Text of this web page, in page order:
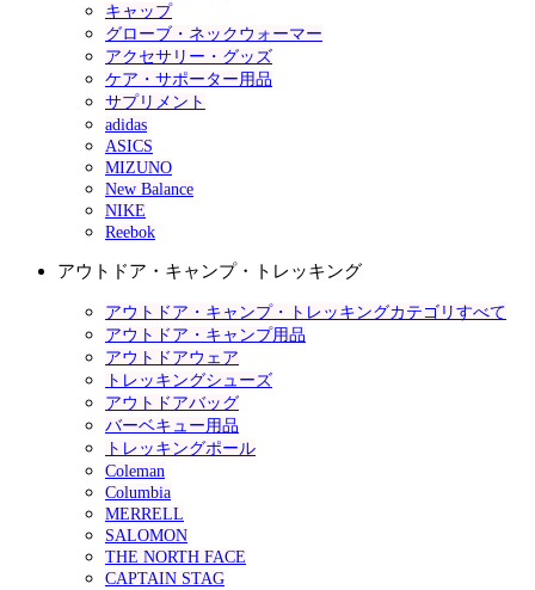
キャップ
グローブ・ネックウォーマー
アクセサリー・グッズ
ケア・サポーター用品
サプリメント
adidas
ASICS
MIZUNO
New Balance
NIKE
Reebok
アウトドア・キャンプ・トレッキング
アウトドア・キャンプ・トレッキングカテゴリすべて
アウトドア・キャンプ用品
アウトドアウェア
トレッキングシューズ
アウトドアバッグ
バーベキュー用品
トレッキングポール
Coleman
Columbia
MERRELL
SALOMON
THE NORTH FACE
CAPTAIN STAG